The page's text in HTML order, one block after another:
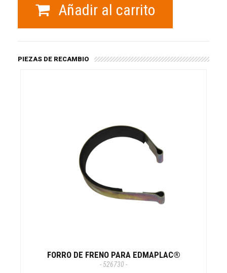
Añadir al carrito
PIEZAS DE RECAMBIO
FORRO DE FRENO PARA EDMAPLAC®
- 526730 -